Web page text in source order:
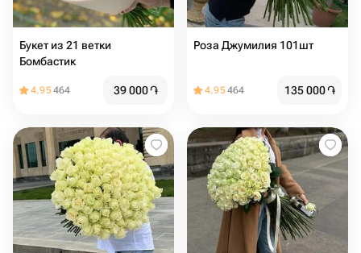
Букет из 21 ветки
Бомбастик
4.95464 39 000֏
Роза Джумилия 101шт
4.95464 135 000֏